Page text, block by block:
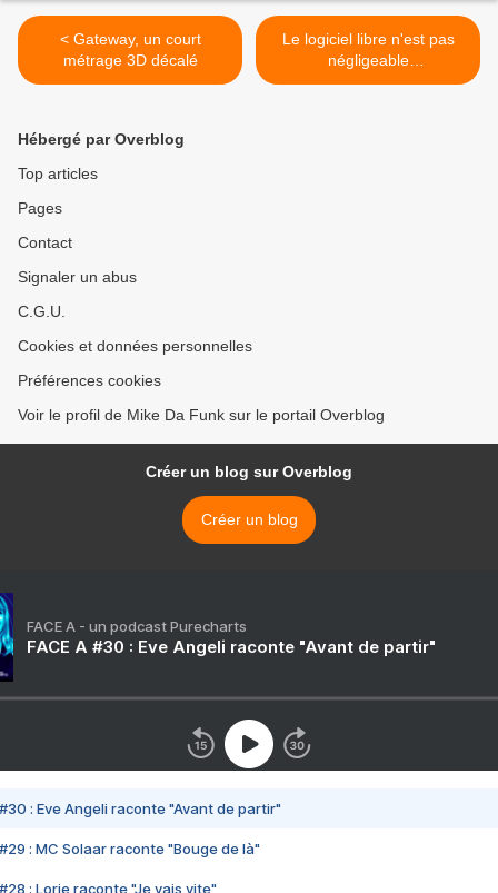
< Gateway, un court
métrage 3D décalé
Le logiciel libre n'est pas
négligeable
économiquement >
Hébergé par Overblog
Top articles
Pages
Contact
Signaler un abus
C.G.U.
Cookies et données personnelles
Préférences cookies
Voir le profil de Mike Da Funk sur le portail Overblog
Créer un blog sur Overblog
Créer un blog
FACE A - un podcast Purecharts
FACE A #30 : Eve Angeli raconte "Avant de partir"
#30 : Eve Angeli raconte "Avant de partir"
#29 : MC Solaar raconte "Bouge de là"
#28 : Lorie raconte "Je vais vite"